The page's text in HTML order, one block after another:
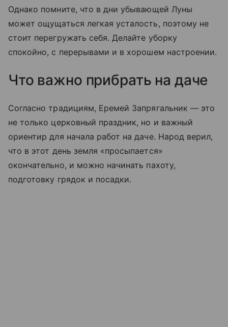
Однако помните, что в дни убывающей Луны
может ощущаться легкая усталость, поэтому не
стоит перегружать себя. Делайте уборку
спокойно, с перерывами и в хорошем настроении.
Что важно прибрать на даче
Согласно традициям, Еремей Запрягальник — это
не только церковный праздник, но и важный
ориентир для начала работ на даче. Народ верил,
что в этот день земля «просыпается»
окончательно, и можно начинать пахоту,
подготовку грядок и посадки.